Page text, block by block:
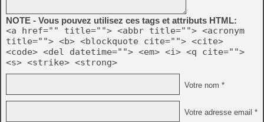
NOTE - Vous pouvez utilisez ces tags et attributs HTML:
<a href="" title=""> <abbr title=""> <acronym
title=""> <b> <blockquote cite=""> <cite>
<code> <del datetime=""> <em> <i> <q cite="">
<s> <strike> <strong>
Votre nom *
Votre adresse email *